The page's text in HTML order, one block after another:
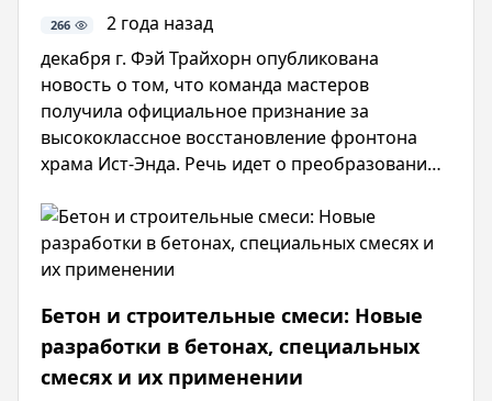
266
2 года назад
декабря г. Фэй Трайхорн опубликована
новость о том, что команда мастеров
получила официальное признание за
высококлассное восстановление фронтона
храма Ист-Энда. Речь идет о преобразовании
проекта уже получили престижную награду за
виртуозную работу по применению в отделке
фасада каменной кладки.
Бетон и строительные смеси: Новые
разработки в бетонах, специальных
смесях и их применении